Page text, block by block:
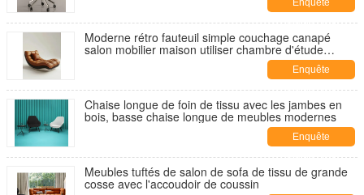
Enquête
maintenant
Moderne rétro fauteuil simple couchage canapé
salon mobilier maison utiliser chambre d'étude
Grand appartement villa salon décontractéEnquête
maintenant
Chaise longue de foin de tissu avec les jambes en
bois, basse chaise longue de meubles modernes
Enquête
maintenant
Meubles tuftés de salon de sofa de tissu de grande
cosse avec l'accoudoir de coussin